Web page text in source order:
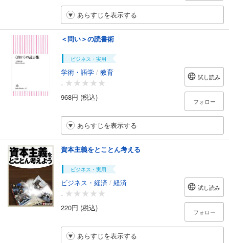
あらすじを表示する
＜問い＞の読書術
ビジネス・実用
学術・語学 / 教育
-
968円 (税込)
試し読み
フォロー
あらすじを表示する
資本主義をとことん考える
ビジネス・実用
ビジネス・経済 / 経済
-
220円 (税込)
試し読み
フォロー
あらすじを表示する